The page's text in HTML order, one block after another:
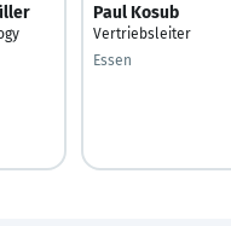
Paul Kosub
Vertriebsleiter
Essen